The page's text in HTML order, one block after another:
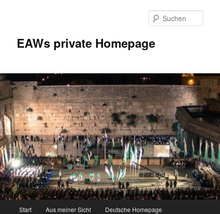
EAWs private Homepage
Start Aus meiner Sicht Deutsche Homepage